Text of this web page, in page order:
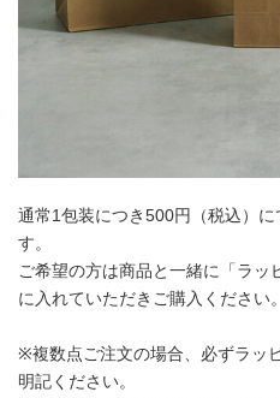
通常1包装につき500円（税込）
す。
ご希望の方は商品と一緒に「ラッ
に入れていただきご購入ください。
※複数点ご注文の場合、必ずラッ
明記ください。